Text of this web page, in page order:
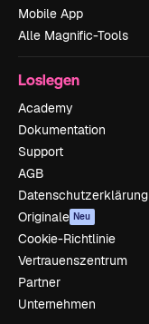
Mobile App
Alle Magnific-Tools
Loslegen
Academy
Dokumentation
Support
AGB
Datenschutzerklärung
Originale Neu
Cookie-Richtlinie
Vertrauenszentrum
Partner
Unternehmen